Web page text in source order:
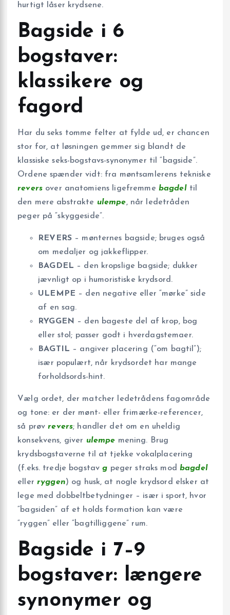
hurtigt låser krydsene.
Bagside i 6
bogstaver:
klassikere og
fagord
Har du seks tomme felter at fylde ud, er chancen
stor for, at løsningen gemmer sig blandt de
klassiske seks-bogstavs-synonymer til “bagside”.
Ordene spænder vidt: fra møntsamlerens tekniske
reversover anatomiens ligefremme bagdeltil
den mere abstrakte ulempe, når ledetråden
peger på “skyggeside”.
REVERS– mønternes bagside; bruges også
om medaljer og jakkeflipper.
BAGDEL – den kropslige bagside; dukker
jævnligt op i humoristiske krydsord.
ULEMPE – den negative eller “mørke” side
af en sag.
RYGGEN – den bageste del af krop, bog
eller stol; passer godt i hverdagstemaer.
BAGTIL – angiver placering (“om bagtil”);
især populært, når krydsordet har mange
forholdsords-hint.
Vælg ordet, der matcher ledetrådens fagområde
og tone: er der mønt- eller frimærke-referencer,
så prøvrevers; handler det om en uheldig
konsekvens, giver ulempe mening. Brug
krydsbogstaverne til at tjekke vokalplacering
(f.eks. tredje bogstavg peger straks modbagdel
eller ryggen) og husk, at nogle krydsord elsker at
lege med dobbeltbetydninger – især i sport, hvor
“bagsiden” af et holds formation kan være
“ryggen” eller “bagtilliggene” rum.
Bagside i 7–9
bogstaver: længere
synonymer og